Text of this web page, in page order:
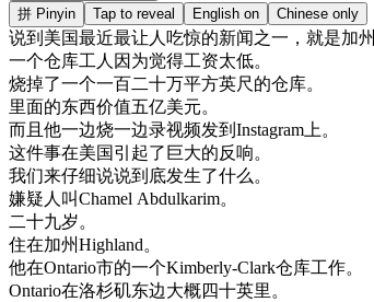
拼 Pinyin Tap to reveal English on Chinese only
说到 美国最近最让 人 吃惊的新闻之一 ， 就是加州
一个仓库工人 因为觉得工资太低。
烧掉了一个一百二十万平方英尺 的仓库。
里面的东西价值五亿美元。
而且 他一边烧一边录视频发到 Instagram 上 。
这件事在美国引起了 巨大的反响。
我们来仔细说说到底发生了什么 。
嫌疑 人 叫Chamel Abdulkarim。
二十九岁。
住在加州Highland。
他在Ontario市的一个Kimberly-Clark仓库工作。
Ontario在洛杉矶东边大概四十英里 。